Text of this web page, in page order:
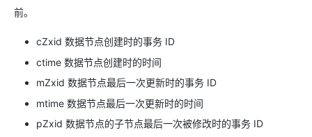
前。
cZxid 数据节点创建时的事务 ID
ctime 数据节点创建时的时间
mZxid 数据节点最后一次更新时的事务 ID
mtime 数据节点最后一次更新时的时间
pZxid 数据节点的子节点最后一次被修改时的事务 ID